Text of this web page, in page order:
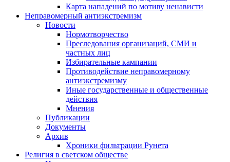
Карта нападений по мотиву ненависти
Неправомерный антиэкстремизм
Новости
Нормотворчество
Преследования организаций, СМИ и
частных лиц
Избирательные кампании
Противодействие неправомерному
антиэкстремизму
Иные государственные и общественные
действия
Мнения
Публикации
Документы
Архив
Хроники фильтрации Рунета
Религия в светском обществе